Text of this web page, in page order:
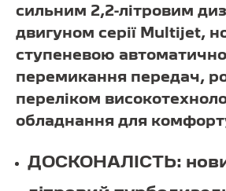
сильним 2,2-літровим
двигуном серії Multijet,
ступеневою
перемикання передач,
переліком
обладнання для
ДОСКОНАЛІСТЬ: